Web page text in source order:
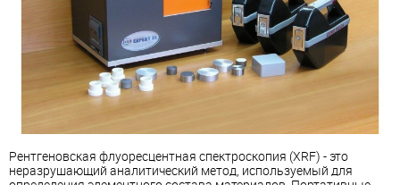
Рентгеновская флуоресцентная спектроскопия (XRF) - это
неразрушающий аналитический метод, используемый для